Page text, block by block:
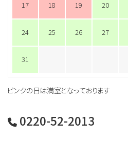
17 18 19 20
24 25 26 27
31
ピンクの日は満室となっております
0220-52-2013